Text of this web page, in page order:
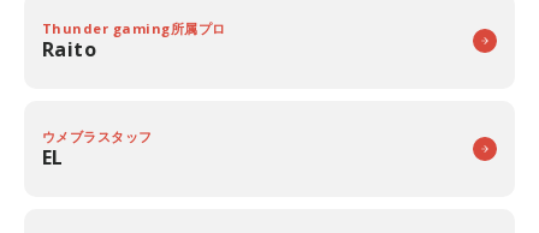
Thunder gaming所属プロ
Raito
ウメブラスタッフ
EL